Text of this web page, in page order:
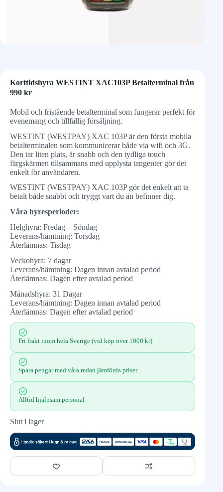
Korttidshyra WESTINT XAC103P Betalterminal från
990 kr
Mobil och fristående betalterminal som fungerar perfekt för
evenemang och tillfällig försäljning.
WESTINT (WESTPAY) XAC 103P är den första mobila
betalterminalen som kommunicerar både via wifi och 3G.
Den tar liten plats, är snabb och den tydliga touch
färgskärmen tillsammans med upplysta tangenter gör det
enkelt för användaren.
WESTINT (WESTPAY) XAC 103P gör det enkelt att ta
betalt både snabbt och tryggt vart du än befinner dig.
Våra hyresperioder:
Helghyra: Fredag – Söndag
Leverans/hämtning: Torsdag
Återlämnas: Tisdag
Veckohyra: 7 dagar
Leverans/hämtning: Dagen innan avtalad period
Återlämnas: Dagen efter avtalad period
Månadshyra: 31 Dagar
Leverans/hämtning: Dagen innan avtalad period
Återlämnas: Dagen efter avtalad period
Fri frakt inom hela Sverige (vid köp över 1000 kr)
Spara pengar med våra redan jämförda priser
Alltid hjälpsam personal
Slut i lager